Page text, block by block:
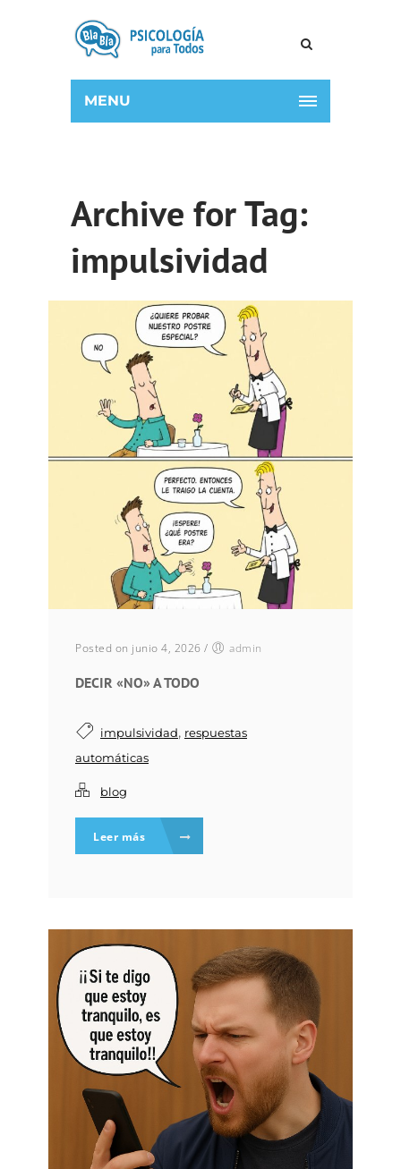
MENU
Archive for Tag:
impulsividad
Posted on junio 4, 2026 / admin
DECIR «NO» A TODO
impulsividad, respuestas
automáticas
blog
Leer más